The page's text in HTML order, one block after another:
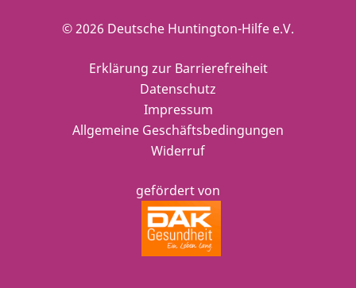
© 2026 Deutsche Huntington-Hilfe e.V.
gefördert von
Erklärung zur Barrierefreiheit
Datenschutz
Impressum
Allgemeine Geschäftsbedingungen
Widerruf